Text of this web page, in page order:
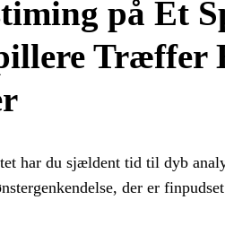
på Et
Træffer
har du sjældent tid til dyb
der er